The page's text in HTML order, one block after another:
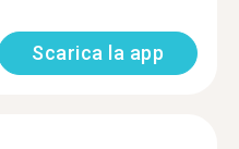
Scarica la app